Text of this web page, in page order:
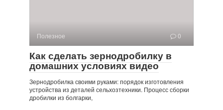
Полезное 0
Как сделать зернодробилку в
домашних условиях видео
Зернодробилка своими руками: порядок изготовления
устройства из деталей сельхозтехники. Процесс сборки
дробилки из болгарки,